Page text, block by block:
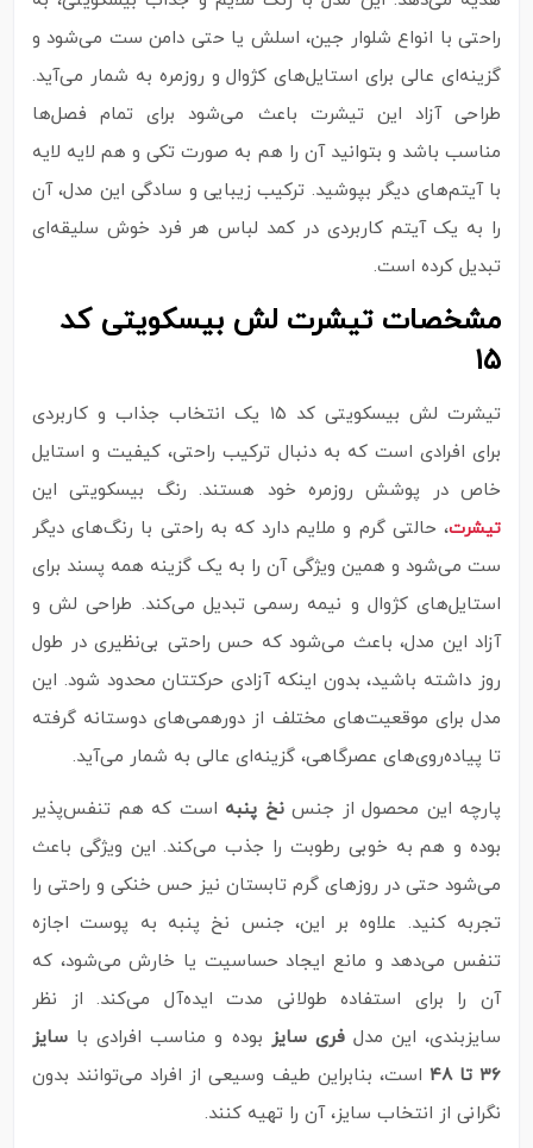
راحتی با انواع شلوار جین، اسلش یا حتی دامن ست می‌شود و
گزینه‌ای عالی برای استایل‌های کژوال و روزمره به‌ شمار می‌آید.
طراحی آزاد این تیشرت باعث می‌شود برای تمام فصل‌ها
مناسب باشد و بتوانید آن را هم به‌ صورت تکی و هم لایه‌ لایه
با آیتم‌های دیگر بپوشید. ترکیب زیبایی و سادگی این مدل، آن
را به یک آیتم کاربردی در کمد لباس هر فرد خوش‌ سلیقه‌ای
تبدیل کرده است.
مشخصات تیشرت لش بیسکویتی کد
۱۵
تیشرت لش بیسکویتی کد ۱۵ یک انتخاب جذاب و کاربردی
برای افرادی است که به دنبال ترکیب راحتی، کیفیت و استایل
خاص در پوشش روزمره خود هستند. رنگ بیسکویتی این
تیشرت، حالتی گرم و ملایم دارد که به‌ راحتی با رنگ‌های دیگر
ست می‌شود و همین ویژگی آن را به یک گزینه همه‌ پسند برای
استایل‌های کژوال و نیمه‌ رسمی تبدیل می‌کند. طراحی لش و
آزاد این مدل، باعث می‌شود که حس راحتی بی‌نظیری در طول
روز داشته باشید، بدون اینکه آزادی حرکتتان محدود شود. این
مدل برای موقعیت‌های مختلف از دورهمی‌های دوستانه گرفته
تا پیاده‌روی‌های عصرگاهی، گزینه‌ای عالی به شمار می‌آید.
پارچه این محصول از جنسنخ پنبه است که هم تنفس‌پذیر
بوده و هم به‌ خوبی رطوبت را جذب می‌کند. این ویژگی باعث
می‌شود حتی در روزهای گرم تابستان نیز حس خنکی و راحتی را
تجربه کنید. علاوه بر این، جنس نخ پنبه به پوست اجازه
تنفس می‌دهد و مانع ایجاد حساسیت یا خارش می‌شود، که
آن را برای استفاده طولانی‌ مدت ایده‌آل می‌کند. از نظر
سایزبندی، این مدلفری سایز بوده و مناسب افرادی با سایز
۳۶ تا ۴۸
است، بنابراین طیف وسیعی از افراد می‌توانند بدون
نگرانی از انتخاب سایز، آن را تهیه کنند.